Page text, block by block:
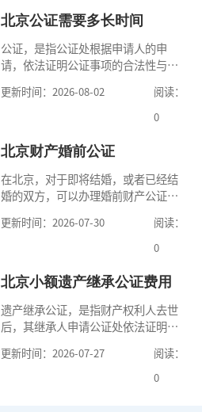
北京公证需要多长时间
公证，是指公证处根据申请人的申
请，依法证明公证事项的合法性与真
高公证事项的效力，固定证据，但是
很多人不知道在北京办理公证需要多
家，办理公证的时候除了需要按照公
道北京公证需要什么材料,北京公证需
要多少钱？北京公
更新时间：2026-08-02
阅读：
0
北京财产婚前公证
在北京，对于即将结婚，或者已经结
婚的双方，可以办理婚前财产公证，
式，可以避免个人财产引发的纠纷，
但是，在北京办理婚前财产公证，除
料外，公证咨询告诉大家，我们有必
京婚前财产公证机构？了解这些不仅
有利于我们根
更新时间：2026-07-30
阅读：
0
北京小额遗产继承公证费用
遗产继承公证，是指财产权利人去世
后，其继承人申请公证处依法证明继
的证明活动。通过公证，继承人可以
拿着享有继承权的公证书办理遗产过
更新时间：2026-07-27
阅读：
0